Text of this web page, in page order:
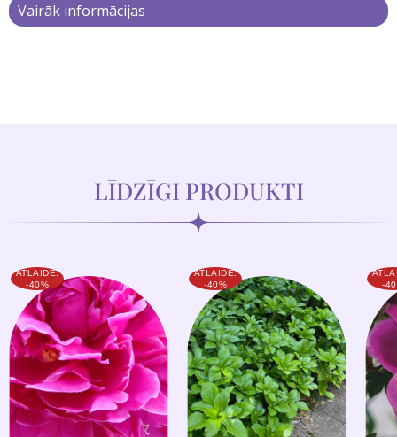
Vairāk informācijas
LĪDZĪGI PRODUKTI
ATLAIDE:
-40%
ATLAIDE:
-40%
-